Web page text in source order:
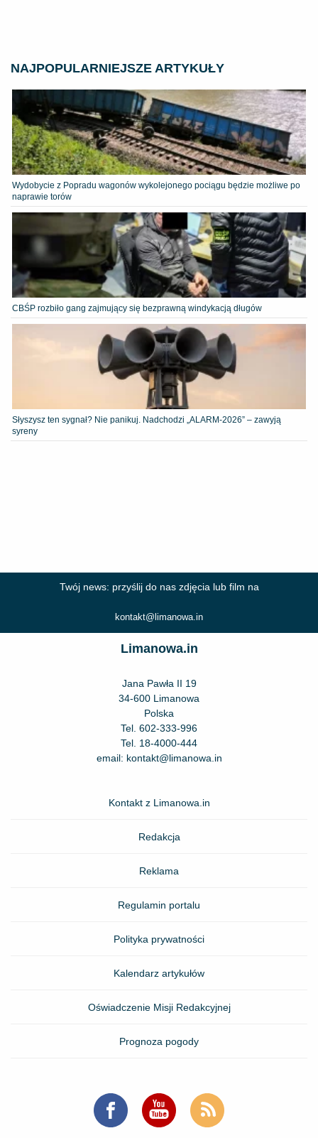
NAJPOPULARNIEJSZE ARTYKUŁY
Wydobycie z Popradu wagonów wykolejonego pociągu będzie możliwe po
naprawie torów
CBŚP rozbiło gang zajmujący się bezprawną windykacją długów
Słyszysz ten sygnał? Nie panikuj. Nadchodzi „ALARM-2026” – zawyją
syreny
Twój news: przyślij do nas zdjęcia lub film na
kontakt@limanowa.in
Limanowa.in
Jana Pawła II 19
34-600 Limanowa
Polska
Tel. 602-333-996
Tel. 18-4000-444
email: kontakt@limanowa.in
Kontakt z Limanowa.in
Redakcja
Reklama
Regulamin portalu
Polityka prywatności
Kalendarz artykułów
Oświadczenie Misji Redakcyjnej
Prognoza pogody